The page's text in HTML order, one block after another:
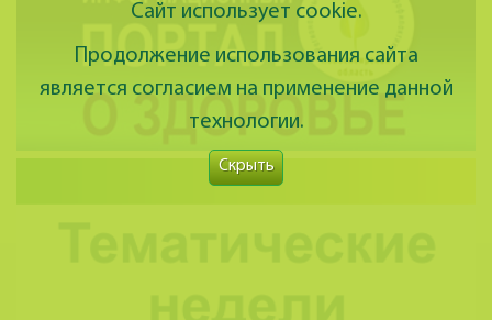
Сайт использует cookie.
Продолжение использования сайта
является согласием на применение данной
технологии.
Скрыть